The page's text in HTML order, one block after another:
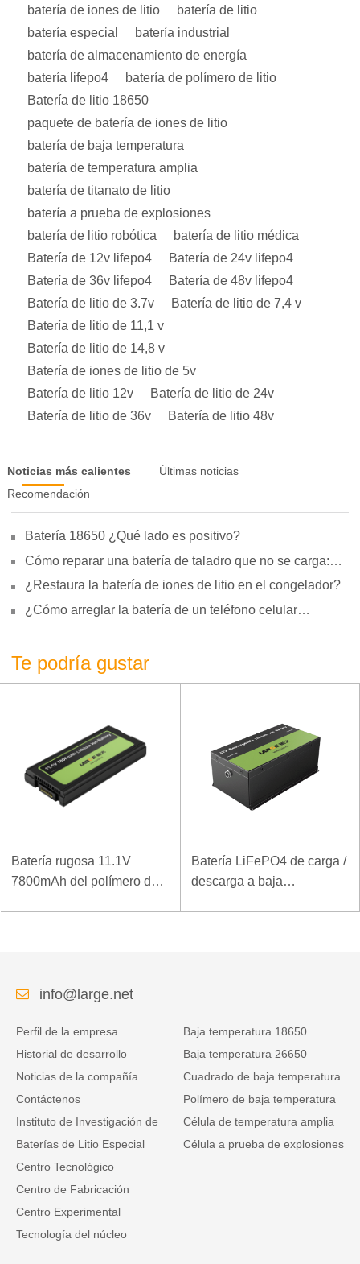
batería de iones de litio
batería de litio
batería especial
batería industrial
batería de almacenamiento de energía
batería lifepo4
batería de polímero de litio
Batería de litio 18650
paquete de batería de iones de litio
batería de baja temperatura
batería de temperatura amplia
batería de titanato de litio
batería a prueba de explosiones
batería de litio robótica
batería de litio médica
Batería de 12v lifepo4
Batería de 24v lifepo4
Batería de 36v lifepo4
Batería de 48v lifepo4
Batería de litio de 3.7v
Batería de litio de 7,4 v
Batería de litio de 11,1 v
Batería de litio de 14,8 v
Batería de iones de litio de 5v
Batería de litio 12v
Batería de litio de 24v
Batería de litio de 36v
Batería de litio 48v
Noticias más calientes
Últimas noticias
Recomendación
Batería 18650 ¿Qué lado es positivo?
Cómo reparar una batería de taladro que no se carga:
¿Restaura la batería de iones de litio en el congelador?
¿Cómo arreglar la batería de un teléfono celular
Te podría gustar
Batería rugosa 11.1V
7800mAh del polímero del
Batería LiFePO4 de carga /
descarga a baja
info@large.net
Perfil de la empresa
Historial de desarrollo
Noticias de la compañía
Contáctenos
Instituto de Investigación de
Baterías de Litio Especial
Centro Tecnológico
Centro de Fabricación
Centro Experimental
Tecnología del núcleo
Baja temperatura 18650
Baja temperatura 26650
Cuadrado de baja temperatura
Polímero de baja temperatura
Célula de temperatura amplia
Célula a prueba de explosiones